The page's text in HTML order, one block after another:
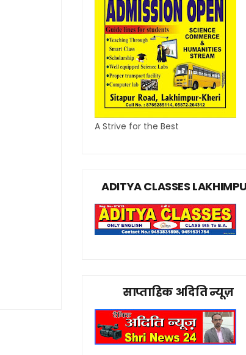
A Strive for the Best
ADITYA CLASSES
साप्ताहिक अदिति न्यूज़